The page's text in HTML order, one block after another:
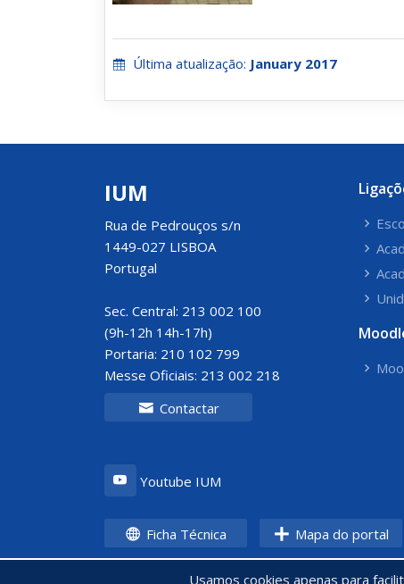
Usamos cookies apenas para
Última atualização: January 2017
IUM
Rua de Pedrouços s/n
1449-027 LISBOA
Portugal
Sec. Central: 213 002 100
(9h-12h 14h-17h)
Portaria: 210 102 799
Messe Oficiais: 213 002 218
Contactar
Youtube IUM
Ficha Técnica Mapa do portal